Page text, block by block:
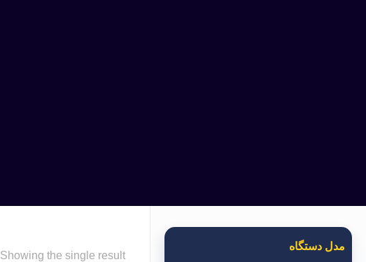
Showing the single result
مدل دستگاه